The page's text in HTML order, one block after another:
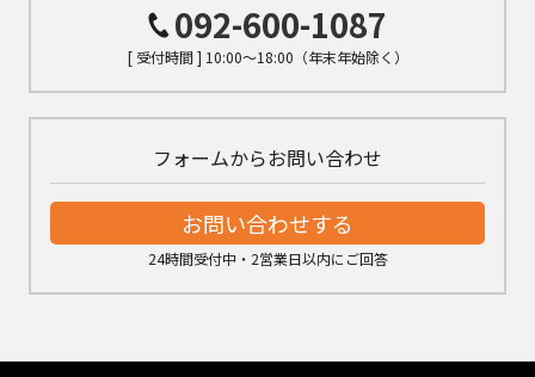
092-600-1087
[ 受付時間 ] 10:00～18:00（年末年始除く）
フォームからお問い合わせ
お問い合わせする
24時間受付中・2営業日以内にご回答